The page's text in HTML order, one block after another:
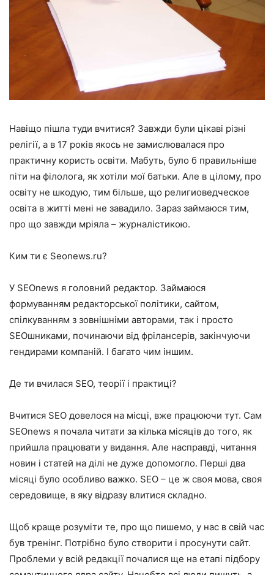
Навіщо пішла туди вчитися? Завжди були цікаві різні
релігії, а в 17 років якось не замислювалася про
практичну користь освіти. Мабуть, було б правильніше
піти на філолога, як хотіли мої батьки. Але в цілому, про
освіту не шкодую, тим більше, що религиоведческое
освіта в житті мені не завадило. Зараз займаюся тим,
про що завжди мріяла – журналістикою.
Ким ти є Seonews.ru?
У SEOnews я головний редактор. Займаюся
формуванням редакторської політики, сайтом,
спілкуванням з зовнішніми авторами, так і просто
ЅЕОшниками, починаючи від фрілансерів, закінчуючи
гендирами компаній. І багато чим іншим.
Де ти вчилася SEO, теорії і практиці?
Вчитися SEO довелося на місці, вже працюючи тут. Сам
SEOnews я почала читати за кілька місяців до того, як
прийшла працювати у видання. Але насправді, читання
новин і статей на ділі не дуже допомогло. Перші два
місяці було особливо важко. SEO – це ж своя мова, своя
середовище, в яку відразу влитися складно.
Щоб краще розуміти те, про що пишемо, у нас в свій час
був тренінг. Потрібно було створити і просунути сайт.
Проблеми у всій редакції почалися ще на етапі підбору